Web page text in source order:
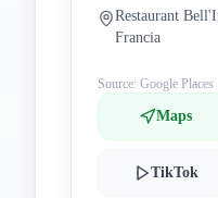
Restaurant
Francia
Source: Google Places
Maps
TikTok